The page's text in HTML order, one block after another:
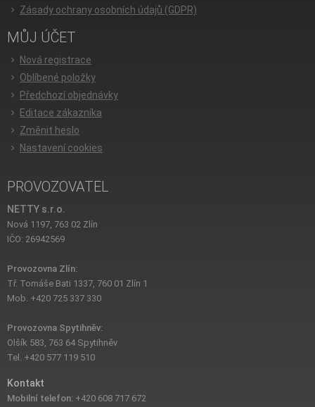
Zásady ochrany osobních údajů (GDPR)
MŮJ ÚČET
Nová registrace
Oblíbené položky
Předchozí objednávky
Editace zákazníka
Změnit heslo
Nastavení cookies
PROVOZOVATEL
NETTY s.r.o.
Nová 1197, 763 02 Zlín
IČO: 26942569
Provozovna Zlín:
Tř. Tomáše Bati 1337, 760 01 Zlín 1
Mob. +420 725 337 330
Provozovna Spytihněv:
Olšík 583, 763 64 Spytihněv
Tel. +420 577 119 510
Kontakt
Mobilní telefon: +420 608 717 672